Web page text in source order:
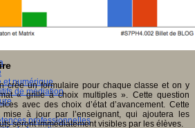
la classe
et numérique
de médiation
professionnelles
crée un formulaire pour chaque classe et on y
« grille à choix multiples ». Cette question
avec des choix d’état d’avancement. Cette
mise à jour par l’enseignant, qui ajoutera les
seront immédiatement visibles par les élèves.